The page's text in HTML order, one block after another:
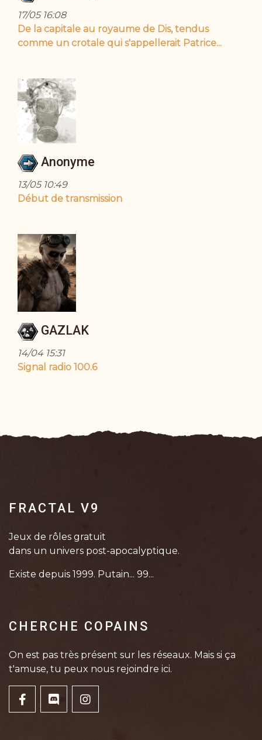
17/05 16:08
De la capitale au royaume de Dis, tendus
comme un crotale qui s'appellerait Patrice...
Anonyme
13/05 10:49
Début de transmission
GAZLAK
14/04 15:31
Signal radio 100.6
FRACTAL V9
Jeux de rôles gratuit
dans un univers post-apocalyptique.
Existe depuis 1999. Putain... 99...
CHERCHE COPAINS
On est pas très présent sur les réseaux. Mais si ça
t'amuse, tu peux nous rejoindre ici.